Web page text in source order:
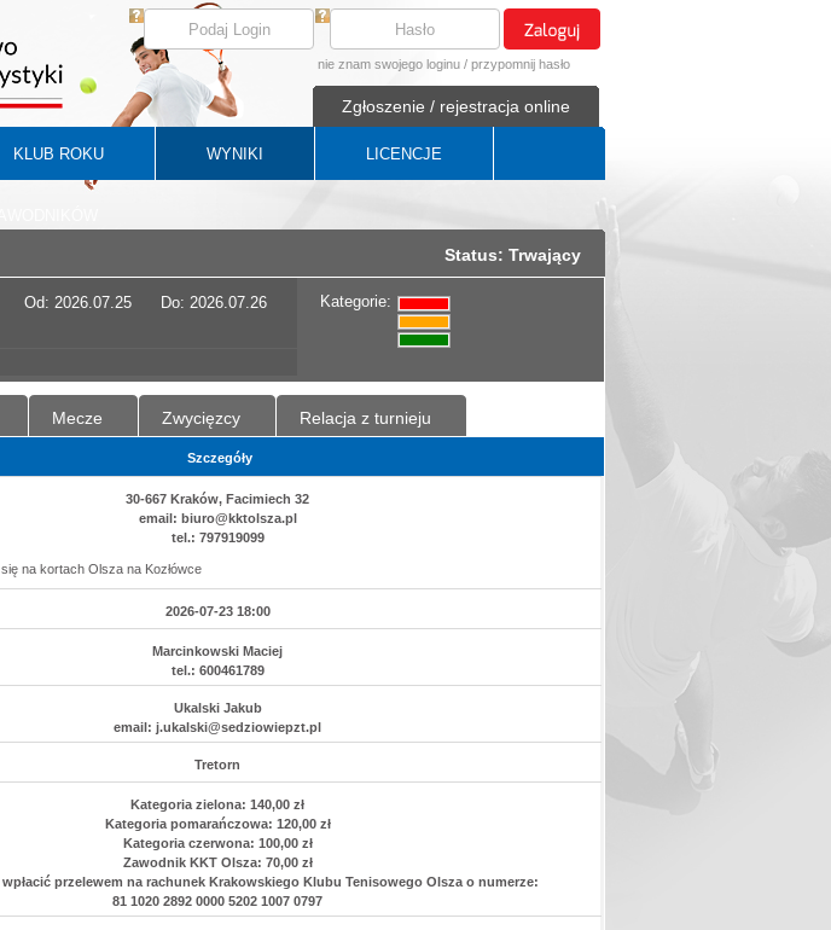
nie znam swojego loginu / przypomnij hasło
Zgłoszenie / rejestracja online
KLUB ROKU WYNIKI LICENCJE
Status: Trwający
Od: 2026.07.25 Do: 2026.07.26 Kategorie:
Mecze Zwycięzcy Relacja z turnieju
Szczegóły
30-667 Kraków, Facimiech 32
email: biuro@kktolsza.pl
tel.: 797919099
na kortach Olsza na Kozłówce
2026-07-23 18:00
Marcinkowski Maciej
tel.: 600461789
Ukalski Jakub
email: j.ukalski@sedziowiepzt.pl
Tretorn
Kategoria zielona: 140,00 zł
Kategoria pomarańczowa: 120,00 zł
Kategoria czerwona: 100,00 zł
Zawodnik KKT Olsza: 70,00 zł
przelewem na rachunek Krakowskiego Klubu Tenisowego Olsza o numerze:
81 1020 2892 0000 5202 1007 0797